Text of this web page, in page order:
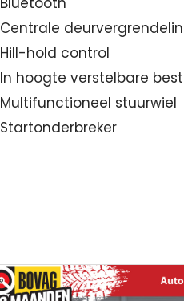
Centrale
Hill-hold control
In hoogte verstelbare
Multifunctioneel stuurwiel
Startonderbreker